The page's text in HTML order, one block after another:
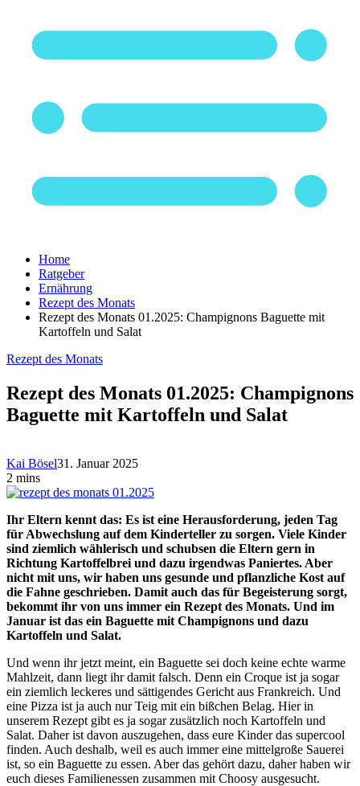
Home
Ratgeber
Ernährung
Rezept des Monats
Rezept des Monats 01.2025: Champignons Baguette mit
Kartoffeln und Salat
Rezept des Monats
Rezept des Monats 01.2025: Champignons
Baguette mit Kartoffeln und Salat
Kai Bösel31. Januar 2025
2 mins
Ihr Eltern kennt das: Es ist eine Herausforderung, jeden Tag
für Abwechslung auf dem Kinderteller zu sorgen. Viele Kinder
sind ziemlich wählerisch und schubsen die Eltern gern in
Richtung Kartoffelbrei und dazu irgendwas Paniertes. Aber
nicht mit uns, wir haben uns gesunde und pflanzliche Kost auf
die Fahne geschrieben. Damit auch das für Begeisterung sorgt,
bekommt ihr von uns immer ein Rezept des Monats. Und im
Januar ist das ein Baguette mit Champignons und dazu
Kartoffeln und Salat.
Und wenn ihr jetzt meint, ein Baguette sei doch keine echte warme
Mahlzeit, dann liegt ihr damit falsch. Denn ein Croque ist ja sogar
ein ziemlich leckeres und sättigendes Gericht aus Frankreich. Und
eine Pizza ist ja auch nur Teig mit ein bißchen Belag. Hier in
unserem Rezept gibt es ja sogar zusätzlich noch Kartoffeln und
Salat. Daher ist davon auszugehen, dass eure Kinder das supercool
finden. Auch deshalb, weil es auch immer eine mittelgroße Sauerei
ist, so ein Baguette zu essen. Aber das gehört dazu, daher haben wir
euch dieses Familienessen zusammen mit Choosy ausgesucht.